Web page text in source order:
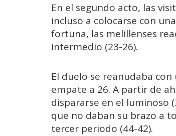
En el segundo acto, las
incluso a colocarse con
fortuna, las melillenses
intermedio (23-26).
El duelo se reanudaba
empate a 26. A partir de
dispararse en el luminoso
que no daban su brazo a
tercer periodo (44-42).